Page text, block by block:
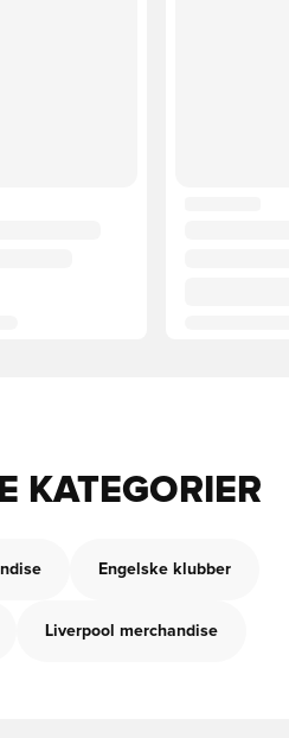
KATEGORIER
Engelske klubber
Liverpool merchandise